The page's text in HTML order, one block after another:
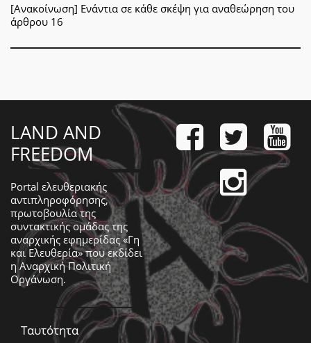
[Ανακοίνωση] Ενάντια σε κάθε σκέψη για αναθεώρηση του
άρθρου 16
LAND AND
FREEDOM
Portal ελευθεριακής
αντιπληροφόρησης,
πρωτοβουλία της
συντακτικής ομάδας της
αναρχικής εφημερίδας «Γη
και Ελευθερία» που εκδίδει
ηΑναρχική Πολιτική
Οργάνωση.
Ταυτότητα